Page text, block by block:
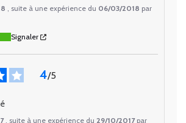
, suite à une expérience du 06/03/2018 par
Signaler
4/5
, suite à une expérience du 29/10/2017 par